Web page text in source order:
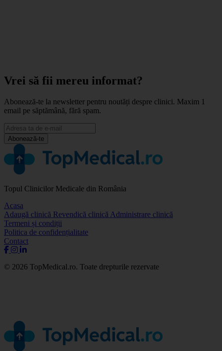
Vrei să fii mereu informat?
Abonează-te la newsletter pentru noutăți despre clinici. Maxim 1
email pe săptămână, fără spam.
Abonează-te
Topul Clinicilor Medicale din România
Acasa
Adaugă clinică Revendică clinică Administrare clinică
Termeni și condiții
Politica de confidențialitate
Contact
© 2026 TopMedical.ro. Toate drepturile rezervate